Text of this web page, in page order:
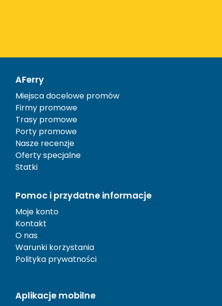
AFerry
Miejsca docelowe promów
Firmy promowe
Trasy promowe
Porty promowe
Nasze recenzje
Oferty specjalne
Statki
Pomoc i przydatne informacje
Moje konto
Kontakt
O nas
Warunki korzystania
Polityka prywatności
Aplikacje mobilne